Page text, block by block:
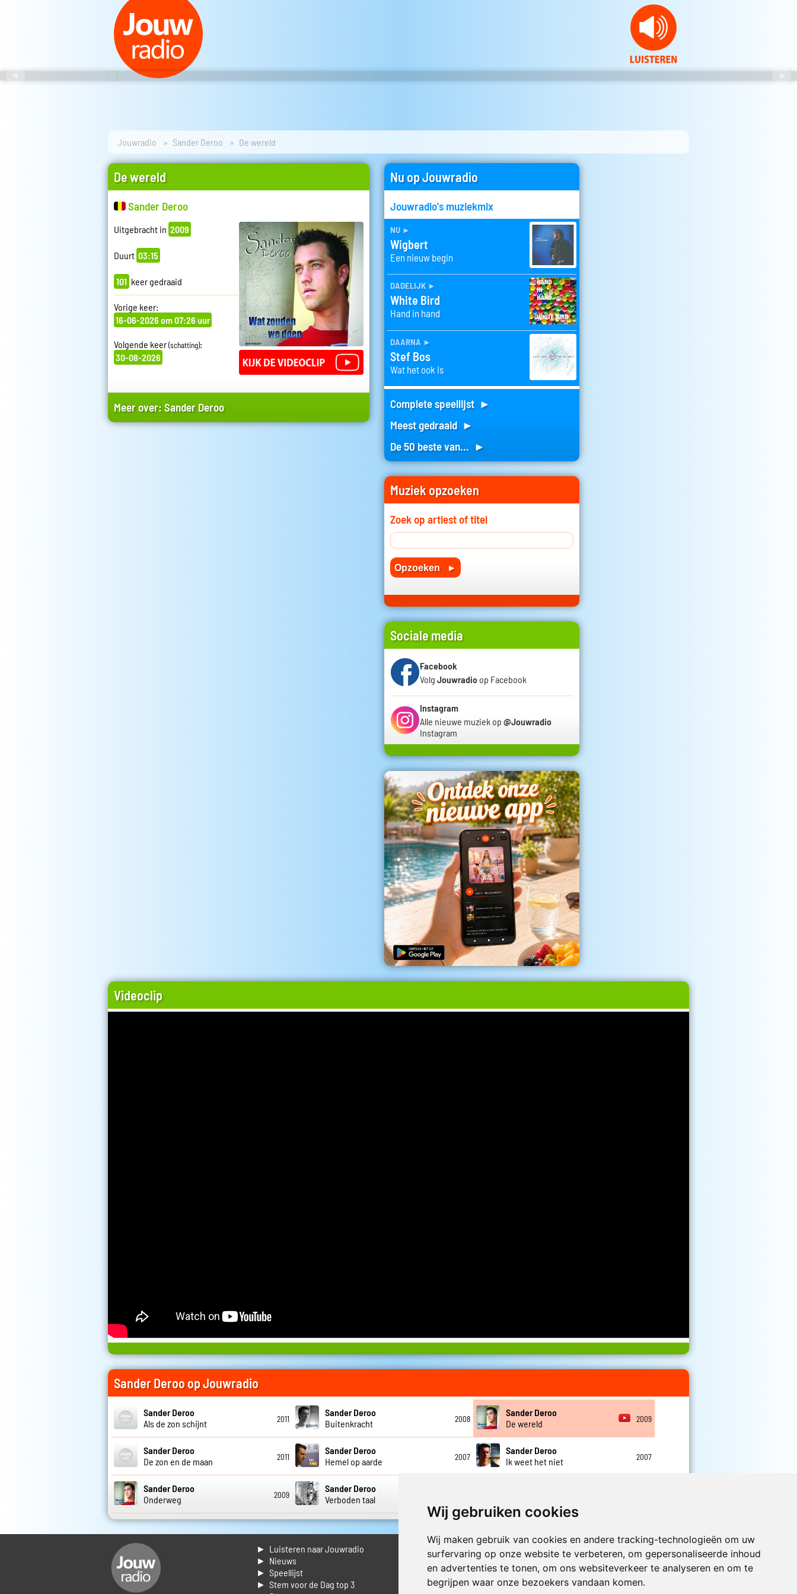
Wij gebruiken cookies
Wij maken gebruik van cookies en andere tracking-technologieën om uw
surfervaring op onze website te verbeteren, om gepersonaliseerde inhoud
en advertenties te tonen, om ons websiteverkeer te analyseren en om te
begrijpen waar onze bezoekers vandaan komen.
Jouwradio Sander Deroo De wereld
De wereld
Sander Deroo
Uitgebracht in 2009
Duurt 03:15
101 keer gedraaid
Vorige keer:
16-06-2026 om 07:26 uur
Volgende keer(schatting):
30-08-2026
Meer over:Sander Deroo
Nu op Jouwradio
Jouwradio's muziekmix
nu ►
Wigbert
Een nieuw begin
dadelijk ►
White Bird
Hand in hand
daarna ►
Stef Bos
Wat het ook is
Complete speellijst ►
Meest gedraaid ►
De 50 beste van... ►
Muziek opzoeken
Zoek op artiest of titel
Sociale media
Facebook
Volg Jouwradio op Facebook
Instagram
Alle nieuwe muziek op @Jouwradio
Instagram
Videoclip
Sander Deroo op Jouwradio
Sander Deroo
Als de zon schijnt
2011
Sander Deroo
Buitenkracht
2008
Sander Deroo
De wereld
2009
Sander Deroo
De zon en de maan
2011
Sander Deroo
Hemel op aarde
2007
Sander Deroo
Ik weet het niet
2007
Sander Deroo
Onderweg
2009
Sander Deroo
Verboden taal
► Luisteren naar Jouwradio
► Nieuws
► Speellijst
► Stem voor de Dag top 3
► Livestream informatie
► Muziek opzoeken
► Vlaamse 100 Aller tijden
► De 50 beste van...
Luister nu naar Jouwradio! De beste
Nederlandstalige muziek uit de lage
landen hoor je hier al 20 jaar. In
digitale kwaliteit op je laptop, tablet